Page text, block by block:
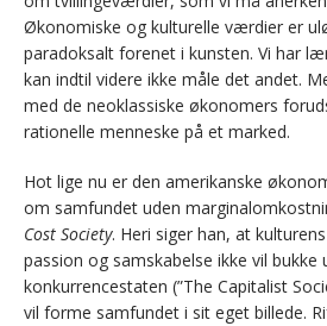
Økonomiske og kulturelle værdier er
paradoksalt forenet i kunsten. Vi har
kan indtil videre ikke måle det andet.
med de neoklassiske økonomers
rationelle menneske på et marked.
Hot lige nu er den amerikanske
om samfundet uden
Cost Society. Heri siger han, at
passion og samskabelse ikke vil bukke
konkurrencestaten (”The Capitalist
vil forme samfundet i sit eget billede.